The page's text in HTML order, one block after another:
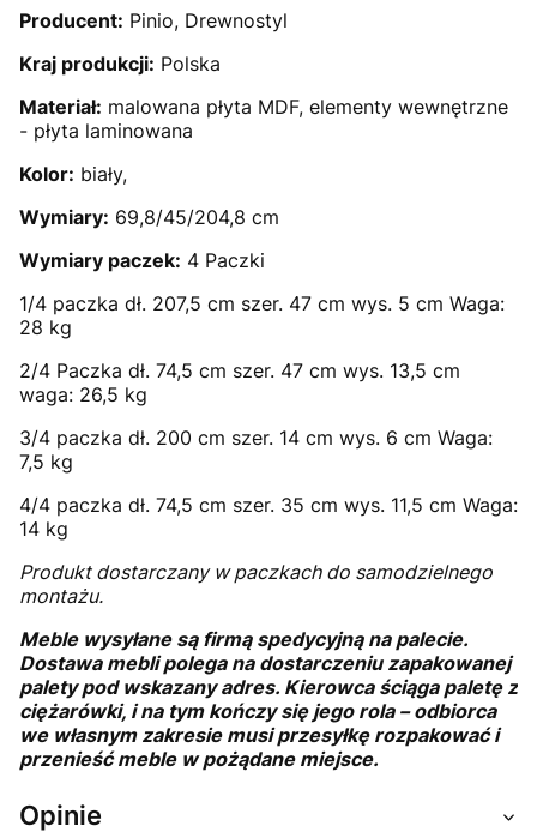
Producent: Pinio, Drewnostyl
Kraj produkcji: Polska
Materiał: malowana płyta MDF, elementy wewnętrzne
- płyta laminowana
Kolor: biały,
Wymiary: 69,8/45/204,8 cm
Wymiary paczek: 4 Paczki
1/4 paczka dł. 207,5 cm szer. 47 cm wys. 5 cm Waga:
28 kg
2/4 Paczka dł. 74,5 cm szer. 47 cm wys. 13,5 cm
waga: 26,5 kg
3/4 paczka dł. 200 cm szer. 14 cm wys. 6 cm Waga:
7,5 kg
4/4 paczka dł. 74,5 cm szer. 35 cm wys. 11,5 cm Waga:
14 kg
Produkt dostarczany w paczkach do samodzielnego
montażu.
Meble wysyłane są firmą spedycyjną na palecie.
Dostawa mebli polega na dostarczeniu zapakowanej
palety pod wskazany adres. Kierowca ściąga paletę z
ciężarówki, i na tym kończy się jego rola – odbiorca
we własnym zakresie musi przesyłkę rozpakować i
przenieść meble w pożądane miejsce.
Opinie